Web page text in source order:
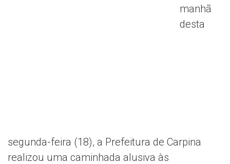
manhã
desta
segunda-feira (18), a Prefeitura de Carpina
realizou uma caminhada alusiva às